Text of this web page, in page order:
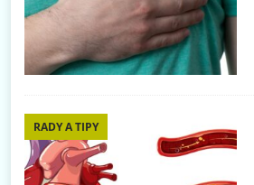
RADY A TIPY